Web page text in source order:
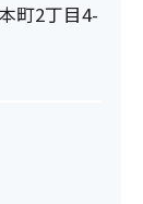
町2丁目4-